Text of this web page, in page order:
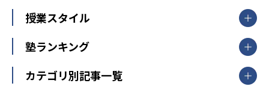
山形県
福島県
関東
東京都
神奈川県
茨城県
栃木県
群馬県
【掲載塾一覧を見る】
東京個別指導学院
明光義塾
授業スタイル
個別指導
オンライン指導
塾ランキング
中学受験ランキング
カテゴリ別記事一覧